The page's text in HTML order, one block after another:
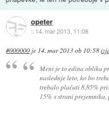
opeter
:: 14. mar 2013, 11:08
#000000 je 14. mar 2013 ob 10:58
Meni je to edina oblika
naslednje leto, ko bo
trebalo plačati 8,85%
15% s strani prejemnika,